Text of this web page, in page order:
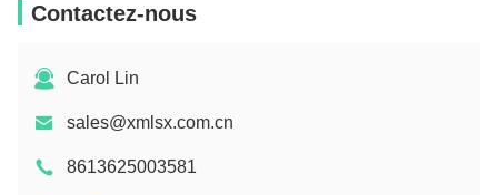
Contactez-nous
Carol Lin
sales@xmlsx.com.cn
8613625003581